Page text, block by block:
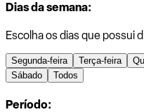
Dias da semana:
Escolha os dias que possui
Segunda-feira Terça-feira
Sábado
Todos
Período: